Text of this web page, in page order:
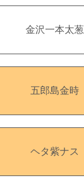
金沢一本太葱
五郎島金時
ヘタ紫ナス